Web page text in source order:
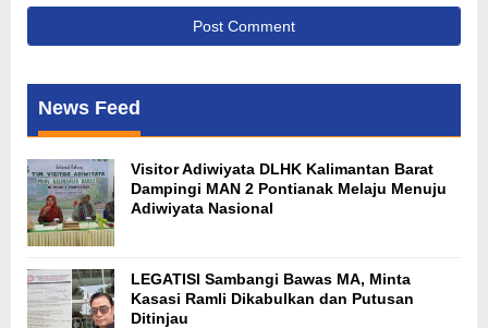
News Feed
Visitor Adiwiyata DLHK Kalimantan Barat
Dampingi MAN 2 Pontianak Melaju Menuju
Adiwiyata Nasional
LEGATISI Sambangi Bawas MA, Minta
Kasasi Ramli Dikabulkan dan Putusan
Ditinjau